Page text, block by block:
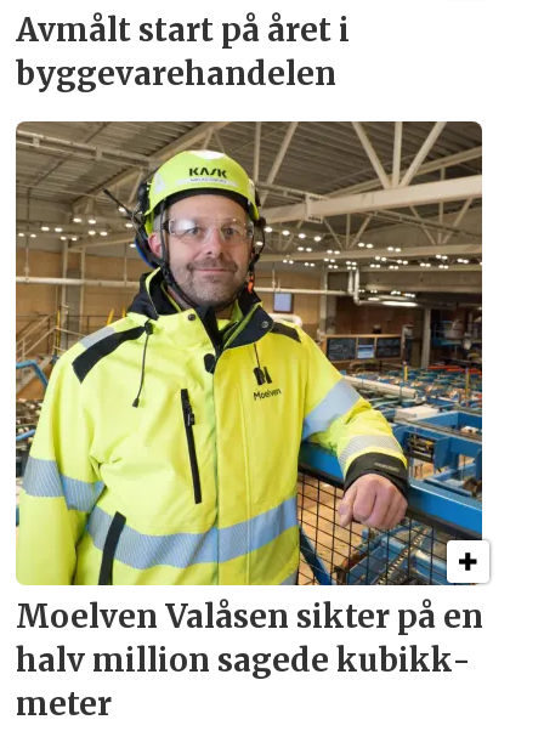
Avmålt start på året i
byggevare­handelen
Moelven Valåsen sikter på en
halv million sagede kubikk­
meter